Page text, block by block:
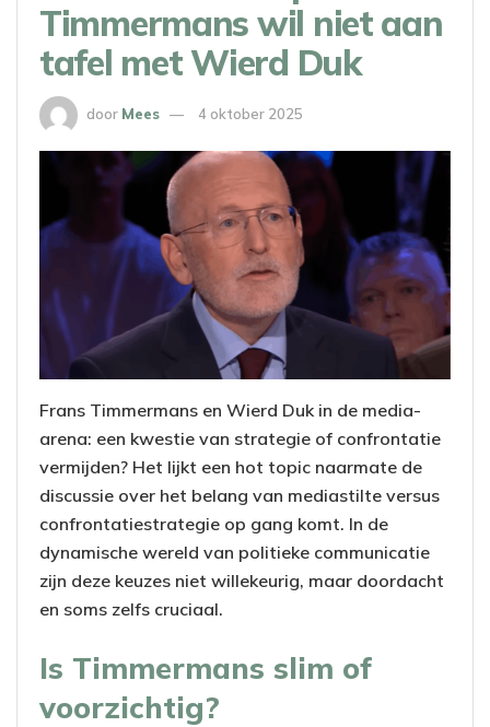
Timmermans wil niet aan
tafel met Wierd Duk
door Mees 4 oktober 2025
Frans Timmermans en Wierd Duk in de media-
arena: een kwestie van strategie of confrontatie
vermijden? Het lijkt een hot topic naarmate de
discussie over het belang van mediastilte versus
confrontatiestrategie op gang komt. In de
dynamische wereld van politieke communicatie
zijn deze keuzes niet willekeurig, maar doordacht
en soms zelfs cruciaal.
Is Timmermans slim of
voorzichtig?